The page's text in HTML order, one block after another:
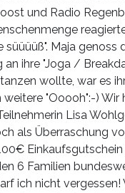
und Radio
Maja genoss
ihre "Joga /
wollte, war es
"Ooooh":-) Wir
Lisa
als Überraschung
Einkaufsgutschein
6 Familien
ich nicht